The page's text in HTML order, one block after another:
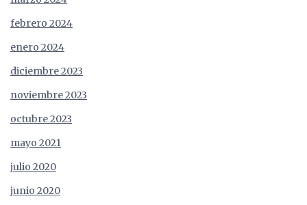
febrero 2024
enero 2024
diciembre 2023
noviembre 2023
octubre 2023
mayo 2021
julio 2020
junio 2020